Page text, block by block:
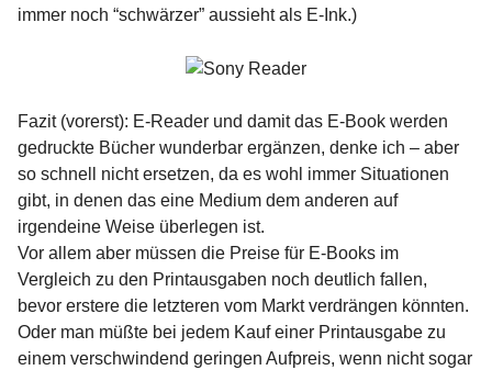
immer noch “schwärzer” aussieht als E-Ink.)
Fazit (vorerst): E-Reader und damit das E-Book werden
gedruckte Bücher wunderbar ergänzen, denke ich – aber
so schnell nicht ersetzen, da es wohl immer Situationen
gibt, in denen das eine Medium dem anderen auf
irgendeine Weise überlegen ist.
Vor allem aber müssen die Preise für E-Books im
Vergleich zu den Printausgaben noch deutlich fallen,
bevor erstere die letzteren vom Markt verdrängen könnten.
Oder man müßte bei jedem Kauf einer Printausgabe zu
einem verschwindend geringen Aufpreis, wenn nicht sogar